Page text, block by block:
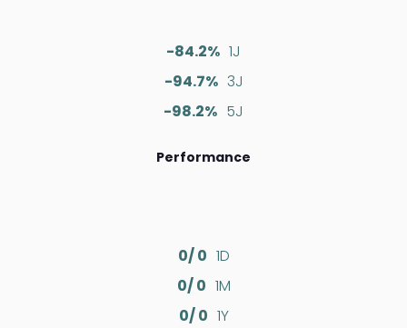
-84.2% 1J
-94.7% 3J
-98.2% 5J
Performance
0/ 0 1D
0/ 0 1M
0/ 0 1Y